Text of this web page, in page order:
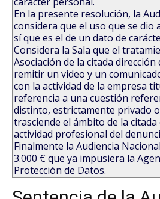
En la presente resolución, la
considera que el uso que se dio
sí que es el de un dato de
Considera la Sala que el
Asociación de la citada
remitir un video y un
con la actividad de la empresa
referencia a una cuestión
distinto, estrictamente privado
trasciende el ámbito de la citada
actividad profesional del
Finalmente la Audiencia
3.000 € que ya impusiera la
Protección de Datos.